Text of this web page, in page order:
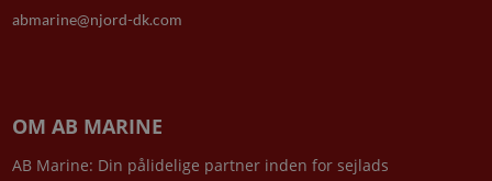
abmarine@njord-dk.com
OM AB MARINE
AB Marine: Din pålidelige partner inden for sejlads